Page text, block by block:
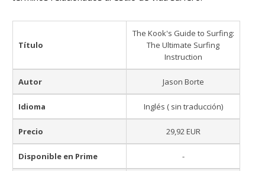
Título
The Kook's Guide to Surfing:
The Ultimate Surfing
Instruction
Autor Jason Borte
Idioma Inglés ( sin traducción)
Precio 29,92 EUR
Disponible en Prime -